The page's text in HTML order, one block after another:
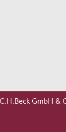
GmbH &